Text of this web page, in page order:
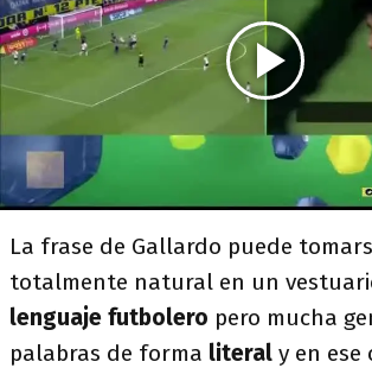
La frase de Gallardo puede
totalmente natural en un
lenguaje futbolero pero mucha
palabras de forma literal y en ese